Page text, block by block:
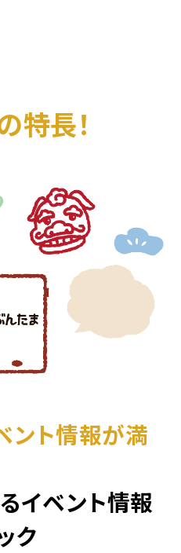
特長！
ト情報が満
イベント情報
ク